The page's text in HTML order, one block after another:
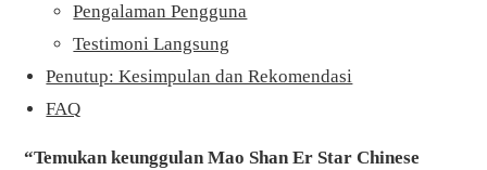
Pengalaman Pengguna
Testimoni Langsung
Penutup: Kesimpulan dan Rekomendasi
FAQ
“Temukan keunggulan Mao Shan Er Star Chinese